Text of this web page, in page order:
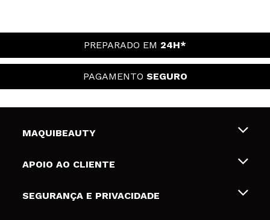
PREPARADO EM 24H*
PAGAMENTO SEGURO
MAQUIBEAUTY
Sobre nós
Gift Cards
APOIO AO CLIENTE
Envios e Devoluções
SEGURANÇA E PRIVACIDADE